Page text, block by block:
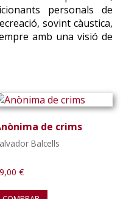
personals de
sovint càustica,
amb una visió de
de crims
Balcells
€